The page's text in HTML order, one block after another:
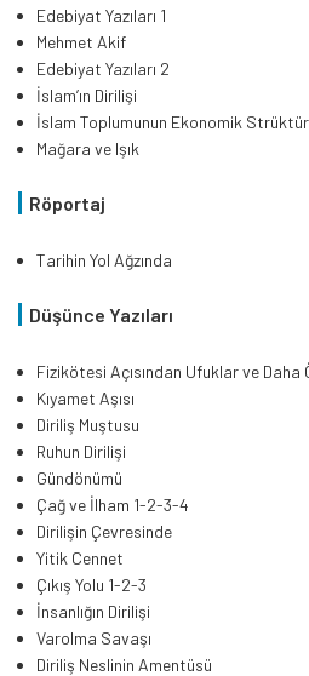
Edebiyat Yazıları 1
Mehmet Akif
Edebiyat Yazıları 2
İslam’ın Dirilişi
İslam Toplumunun Ekonomik
Mağara ve Işık
Röportaj
Tarihin Yol Ağzında
Düşünce Yazıları
Fizikötesi Açısından Ufuklar ve Daha
Kıyamet Aşısı
Diriliş Muştusu
Ruhun Dirilişi
Gündönümü
Çağ ve İlham 1-2-3-4
Dirilişin Çevresinde
Yitik Cennet
Çıkış Yolu 1-2-3
İnsanlığın Dirilişi
Varolma Savaşı
Diriliş Neslinin Amentüsü